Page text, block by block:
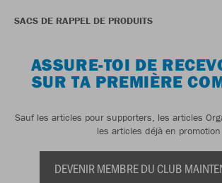
SACS DE RAPPEL DE PRODUITS
ASSURE-TOI DE
SUR TA PREMIÈRE
Sauf les articles pour supporters, les articles
les articles déjà en promotion
DEVENIR MEMBRE DU CLUB